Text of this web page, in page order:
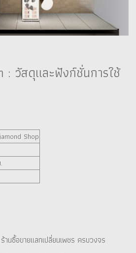
: วัสดุและฟังก์ชั่นการใช้
Shop
านซื้อขายแลกเปลี่ยนเพชร ครบวงจร